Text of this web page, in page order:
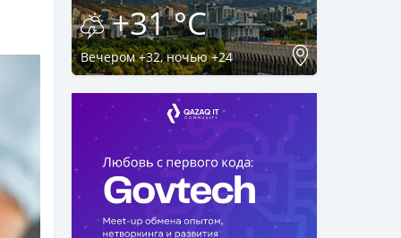
+31 °C
Вечером +32, ночью +24